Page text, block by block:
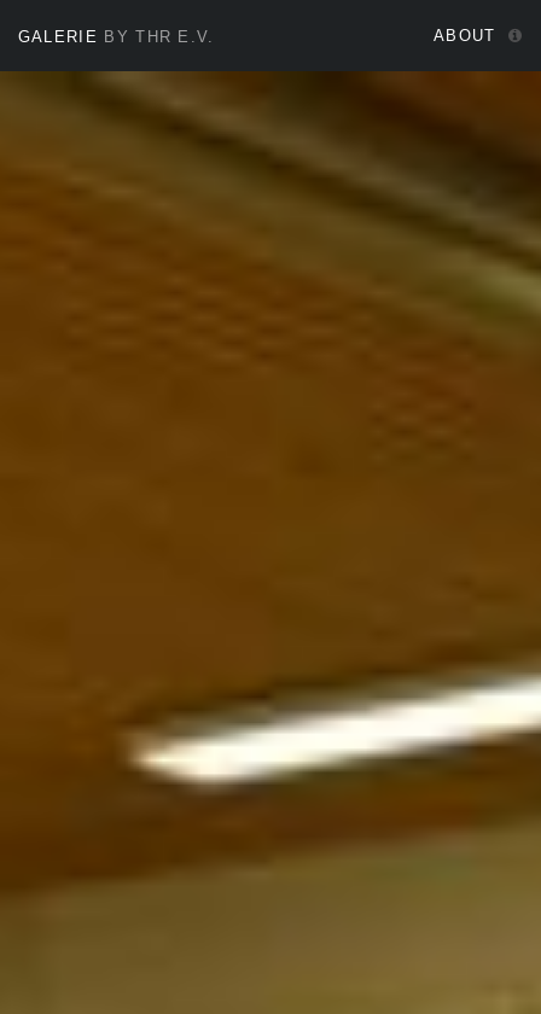
GALERIE BY THR E.V. ABOUT